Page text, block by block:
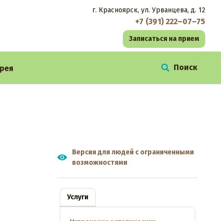
г. Красноярск, ул. Урванцева, д. 12
+7 (391) 222–07–75
Записаться на прием
Версия для людей с ограниченными
возможностями
Услуги